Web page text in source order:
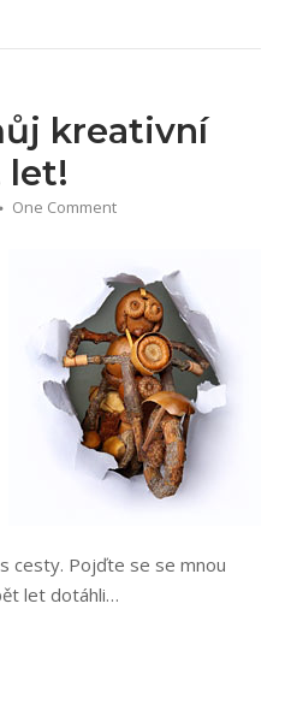
kreativní
let!
One Comment
cesty. Pojďte se se mnou
let dotáhli…